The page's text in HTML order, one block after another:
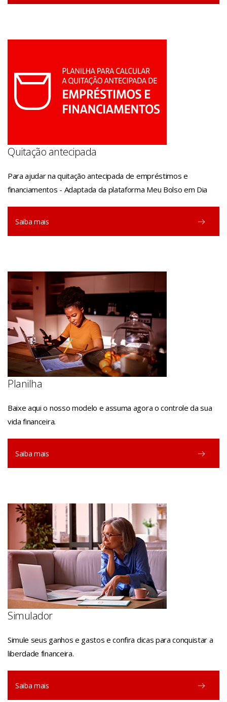
Quitação antecipada
Para ajudar na quitação antecipada de empréstimos e
financiamentos - Adaptada da plataforma Meu Bolso em Dia
Saiba mais
Planilha
Baixe aqui o nosso modelo e assuma agora o controle da sua
vida financeira.
Saiba mais
Simulador
Simule seus ganhos e gastos e confira dicas para conquistar a
liberdade financeira.
Saiba mais